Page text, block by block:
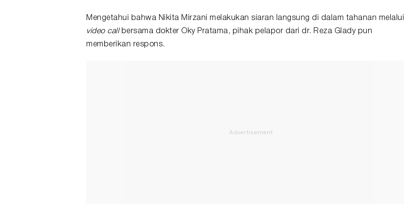
Mengetahui bahwa Nikita Mirzani melakukan siaran langsung di dalam tahanan melalui
video callbersama dokter Oky Pratama, pihak pelapor dari dr. Reza Glady pun
memberikan respons.